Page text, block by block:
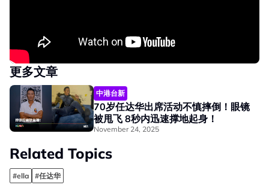
更多文章
中港台新
70岁任达华出席活动不慎摔倒！眼镜
被甩飞 8秒内迅速撑地起身！
November 24, 2025
Related Topics
#ella #任达华